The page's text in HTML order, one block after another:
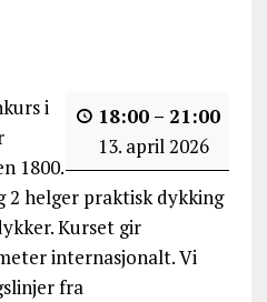
18:00 – 21:00
13. april 2026
i
1800.
helger praktisk dykking
Kurset gir
internasjonalt. Vi
fra